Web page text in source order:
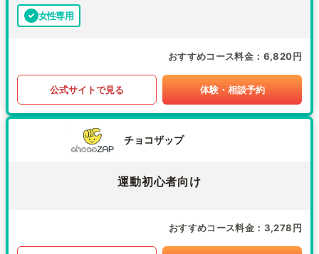
女性専用
おすすめコース料金 6,820円
公式サイトで見る 体験・相談予約
チョコザップ
運動初心者向け
おすすめコース料金 3,278円